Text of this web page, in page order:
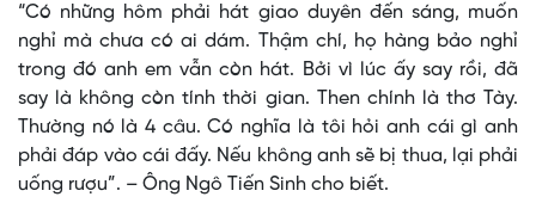
“Có những hôm phải hát giao duyên đến sáng, muốn
nghỉ mà chưa có ai dám. Thậm chí, họ hàng bảo nghỉ
trong đó anh em vẫn còn hát. Bởi vì lúc ấy say rồi, đã
say là không còn tính thời gian. Then chính là thơ Tày.
Thường nó là 4 câu. Có nghĩa là tôi hỏi anh cái gì anh
phải đáp vào cái đấy. Nếu không anh sẽ bị thua, lại phải
uống rượu”. – Ông Ngô Tiến Sinh cho biết.